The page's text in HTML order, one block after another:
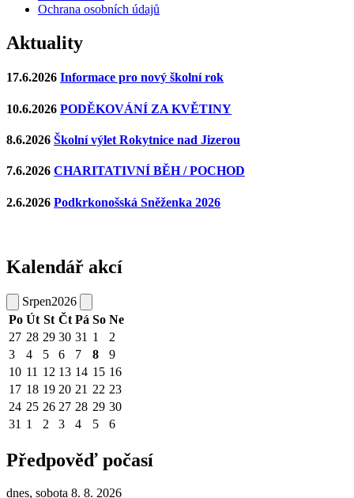
Ochrana osobních údajů
Aktuality
17.6.2026 Informace pro nový školní rok
10.6.2026 PODĚKOVÁNÍ ZA KVĚTINY
8.6.2026 Školní výlet Rokytnice nad Jizerou
7.6.2026 CHARITATIVNÍ BĚH / POCHOD
2.6.2026 Podkrkonošská Sněženka 2026
Kalendář akcí
Srpen2026
Po Út St Čt Pá So Ne
27 28 29 30 31 1
2
3
4 5 6 7 8
9
10 11 12 13 14 15 16
17 18 19 20 21 22 23
24 25 26 27 28 29 30
31 1 2 3 4 5 6
Předpověď počasí
dnes, sobota 8. 8. 2026